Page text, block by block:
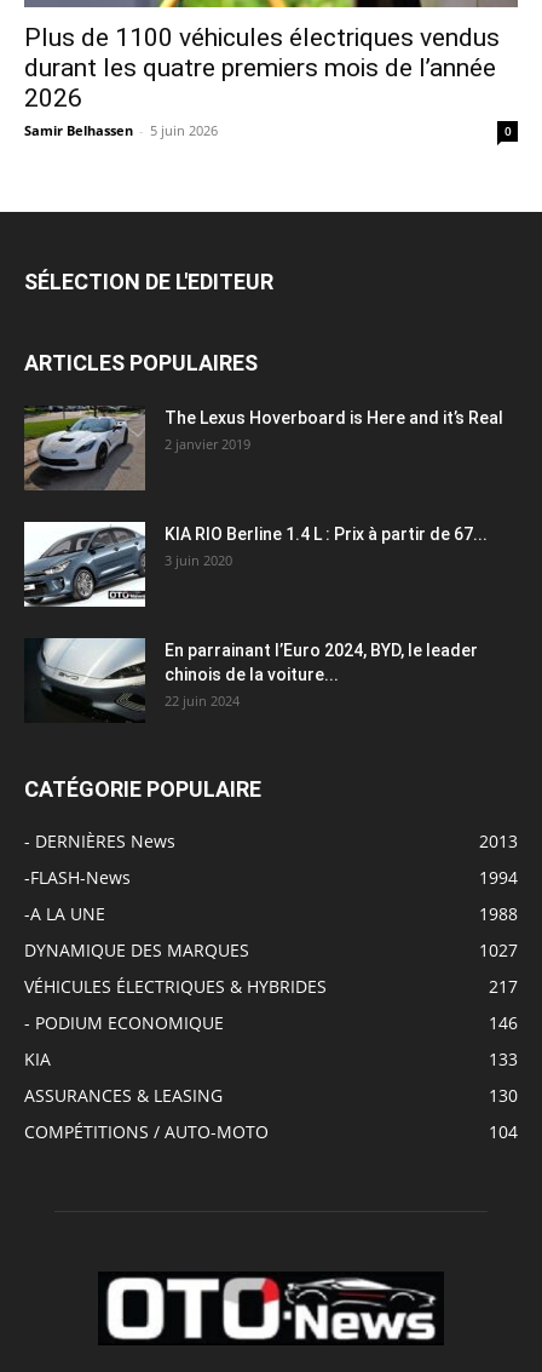
Plus de 1100 véhicules électriques vendus
durant les quatre premiers mois de l’année
2026
Samir Belhassen - 5 juin 2026 0
SÉLECTION DE L'EDITEUR
ARTICLES POPULAIRES
The Lexus Hoverboard is Here and it’s Real
2 janvier 2019
KIA RIO Berline 1.4 L : Prix à partir de 67...
3 juin 2020
En parrainant l’Euro 2024, BYD, le leader
chinois de la voiture...
22 juin 2024
CATÉGORIE POPULAIRE
- DERNIÈRES News
2013
-FLASH-News
1994
-A LA UNE
1988
DYNAMIQUE DES MARQUES
1027
VÉHICULES ÉLECTRIQUES & HYBRIDES
217
- PODIUM ECONOMIQUE
146
KIA
133
ASSURANCES & LEASING
130
COMPÉTITIONS / AUTO-MOTO
104